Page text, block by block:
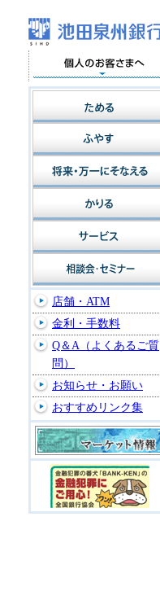
店舗・ATM
金利・手数料
Q＆A（よくあるご質
問）
お知らせ・お願い
おすすめリンク集